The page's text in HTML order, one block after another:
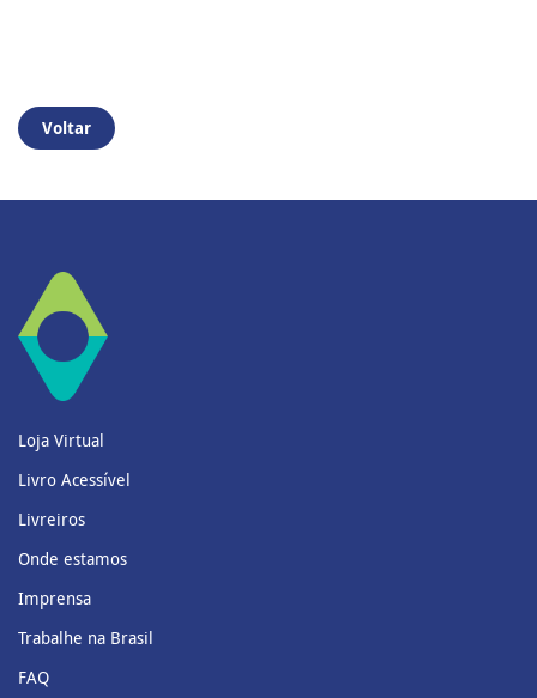
Voltar
Loja Virtual
Livro Acessível
Livreiros
Onde estamos
Imprensa
Trabalhe na Brasil
FAQ